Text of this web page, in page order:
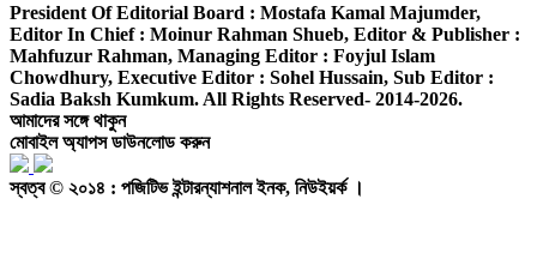
President Of Editorial Board : Mostafa Kamal Majumder,
Editor In Chief : Moinur Rahman Shueb, Editor & Publisher :
Mahfuzur Rahman, Managing Editor : Foyjul Islam
Chowdhury, Executive Editor : Sohel Hussain, Sub Editor :
Sadia Baksh Kumkum. All Rights Reserved- 2014-2026.
আমাদের সঙ্গে থাকুন
মোবাইল অ্যাপস ডাউনলোড করুন
স্বত্ব © ২০১৪ : পজিটিভ ইন্টারন্যাশনাল ইনক, নিউইয়র্ক ।